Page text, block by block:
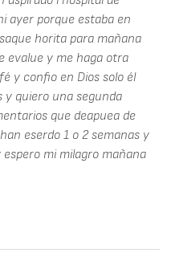
ayer porque estaba en
horita para mañana
evalue y me haga otra
y confio en Dios solo él
y quiero una segunda
que deapuea de
eserdo 1 o 2 semanas y
mi milagro mañana